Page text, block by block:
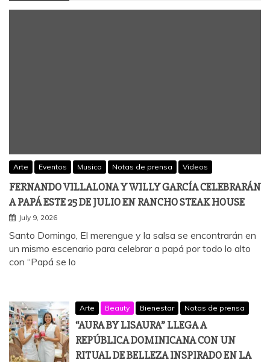
Arte Eventos Musica Notas de prensa Videos
FERNANDO VILLALONA Y WILLY GARCÍA CELEBRARÁN
A PAPÁ ESTE 25 DE JULIO EN RANCHO STEAK HOUSE
July 9, 2026
Santo Domingo, El merengue y la salsa se encontrarán en
un mismo escenario para celebrar a papá por todo lo alto
con “Papá se lo
Arte Beauty Bienestar Notas de prensa
“AURA BY LISAURA” LLEGA A
REPÚBLICA DOMINICANA CON UN
RITUAL DE BELLEZA INSPIRADO EN LA